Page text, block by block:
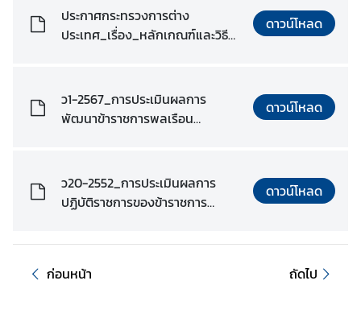
กิ
จ
ว่
ร
ะ
ท
ประกาศกระทรวงการต่าง
ประเทศ_เรื่อง_หลักเกณฑ์และวิธี
ดาวน์โหลด
ว1-2567_การประเมินผลการ
พัฒนาข้าราชการพลเรือน
ดาวน์โหลด
ว20-2552_การประเมินผลการ
ปฏิบัติราชการของข้าราชการ
ดาวน์โหลด
ก่อนหน้า ถัดไป